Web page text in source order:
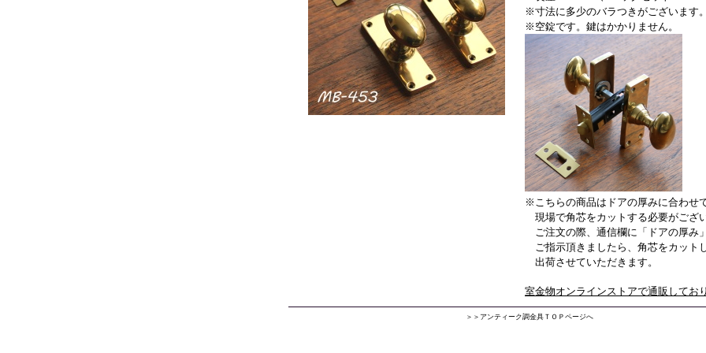
※寸法に多少のバラつきがございます。
※空錠です。鍵はかかりません。
※こちらの商品はドアの厚みに合わせ
現場で角芯をカットする必要がござい
ご注文の際、通信欄に「ドアの厚み
ご指示頂きましたら、角芯をカット
出荷させていただきます。
室金物オンラインストアで通販してお
＞＞アンティーク調金具ＴＯＰページへ